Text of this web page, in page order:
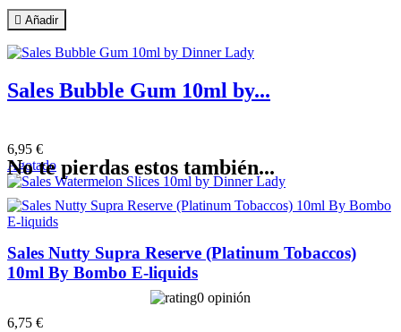
 Añadir
Sales Bubble Gum 10ml by...
6,95 €
Agotado
Sales Watermelon Slices...
6,50 €
No te pierdas estos también...
Sales Nutty Supra Reserve (Platinum Tobaccos)
10ml By Bombo E-liquids
0 opinión
6,75 €